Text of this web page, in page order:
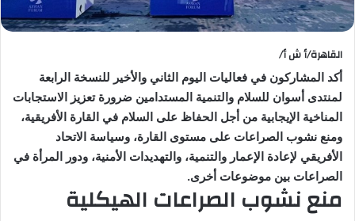
القاهرة/أ ش أ/
أكد المشاركون في فعاليات اليوم الثاني والأخير للنسخة الرابعة
لمنتدى أسوان للسلام والتنمية المستدامين ضرورة تعزيز الاستجابات
المناخية الإيجابية من أجل الحفاظ على السلام في القارة الأفريقية،
ومنع نشوب الصراعات على مستوى القارة، وسياسة الاتحاد
الأفريقي لإعادة الإعمار والتنمية، والتهديدات الأمنية، ودور المرأة في
الصراعات بين موضوعات أخرى.
منع نشوب الصراعات الهيكلية